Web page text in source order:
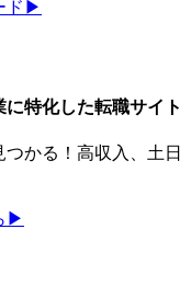
ド▶︎
に特化した転職サイト
かる！高収入、土日
▶︎